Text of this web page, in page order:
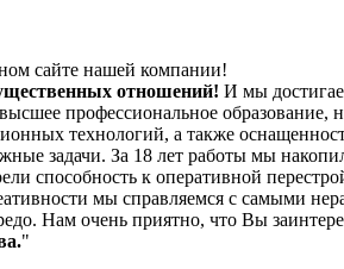
сайте нашей компании!
отношений! И мы
профессиональное образование,
технологий, а также
задачи. За 18 лет работы мы
способность к оперативной
мы справляемся с самыми
Нам очень приятно, что Вы
"